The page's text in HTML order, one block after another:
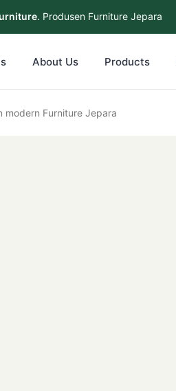
. Produsen Furniture Jepara
About Us Products
modern Furniture Jepara